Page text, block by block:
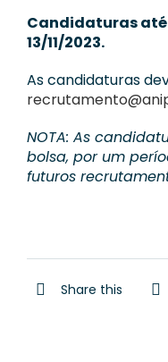
Candidaturas até
13/11/2023.
As candidaturas
NOTA: As
bolsa, por um
futuros
Share this